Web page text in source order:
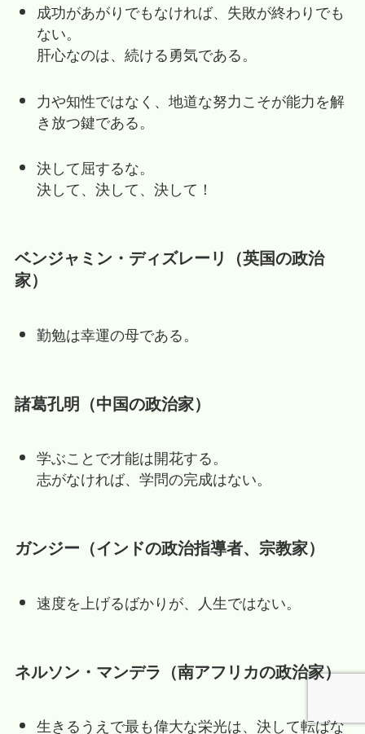
成功があがりでもなければ、失敗が終わりでも
ない。
肝心なのは、続ける勇気である。
力や知性ではなく、地道な努力こそが能力を解
き放つ鍵である。
決して屈するな。
決して、決して、決して！
ベンジャミン・ディズレーリ（英国の政治
家）
勤勉は幸運の母である。
諸葛孔明（中国の政治家）
学ぶことで才能は開花する。
志がなければ、学問の完成はない。
ガンジー（インドの政治指導者、宗教家）
速度を上げるばかりが、人生ではない。
ネルソン・マンデラ（南アフリカの政治家）
生きるうえで最も偉大な栄光は、決して転ばな